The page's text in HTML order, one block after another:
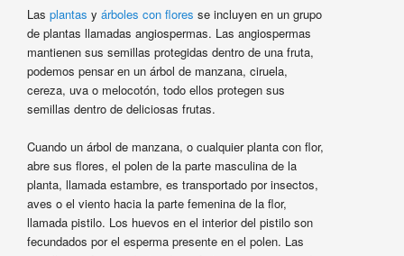
Las plantas y árboles con flores se incluyen en un grupo
de plantas llamadas angiospermas. Las angiospermas
mantienen sus semillas protegidas dentro de una fruta,
podemos pensar en un árbol de manzana, ciruela,
cereza, uva o melocotón, todo ellos protegen sus
semillas dentro de deliciosas frutas.
Cuando un árbol de manzana, o cualquier planta con flor,
abre sus flores, el polen de la parte masculina de la
planta, llamada estambre, es transportado por insectos,
aves o el viento hacia la parte femenina de la flor,
llamada pistilo. Los huevos en el interior del pistilo son
fecundados por el esperma presente en el polen. Las